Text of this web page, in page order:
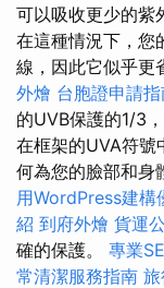
可以吸收更少的紫
在這種情況下，您
線，因此它似乎更
外燴 台胞證申請
的UVB保護的1/3
在框架的UVA符號
何為您的臉部和身
用WordPress建構
紹 到府外燴 貨運
確的保護。 專業
常清潔服務指南